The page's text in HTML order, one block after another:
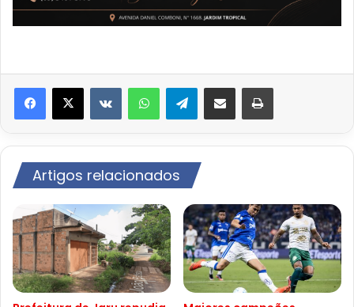
VK WhatsAppTelegramCompartilhar via e-mail Imprimir
Artigos relacionados